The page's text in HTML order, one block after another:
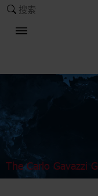
搜索
The Carlo Gavazzi